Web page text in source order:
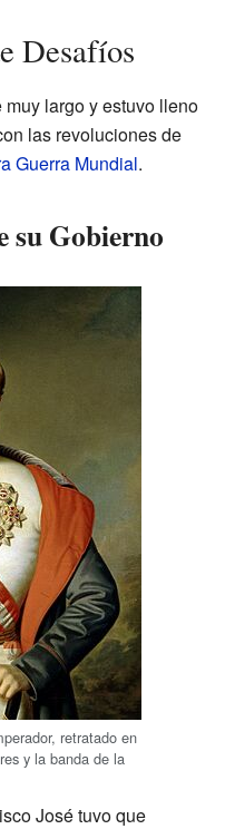
Desafíos
largo y estuvo lleno
las revoluciones de
Guerra Mundial.
su Gobierno
retratado en
y la banda de la
José tuvo que